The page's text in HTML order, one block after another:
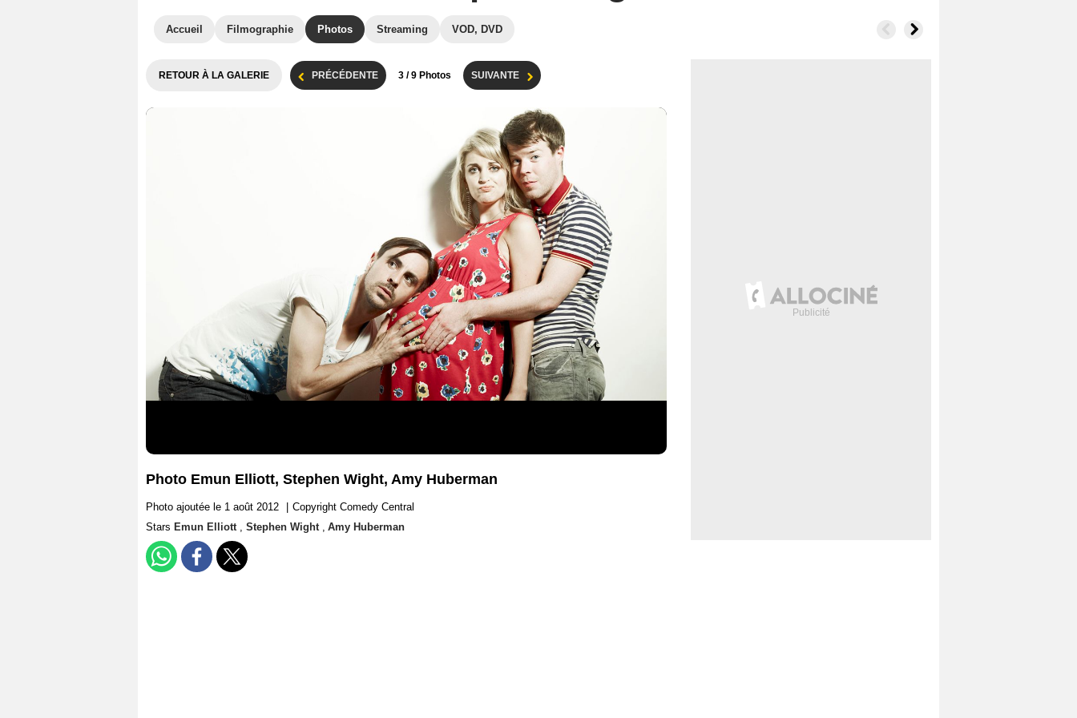
Accueil Filmographie Photos Streaming VOD, DVD
RETOUR À LA GALERIE PRÉCÉDENTE 3 / 9 Photos SUIVANTE
Photo Emun Elliott, Stephen Wight, Amy Huberman
Photo ajoutée le 1 août 2012
Copyright Comedy Central
Stars Emun Elliott , Stephen Wight , Amy Huberman